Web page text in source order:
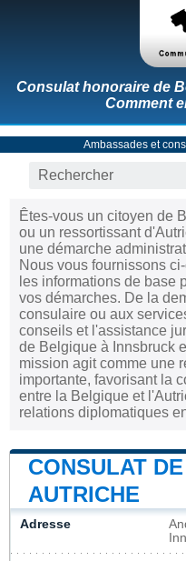
Consulat honoraire de
Comment
Ambassades et
Êtes-vous un citoyen de
ou un ressortissant
une démarche
Nous vous fournissons
les informations de base
vos démarches. De la
consulaire ou aux
conseils et l'assistance
de Belgique à Innsbruck
mission agit comme une
importante, favorisant la
entre la Belgique et
relations diplomatiques
CONSULAT
AUTRICHE
Adresse